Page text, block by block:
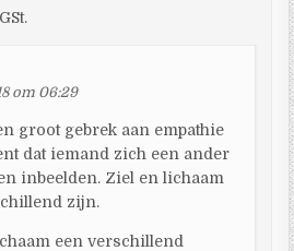
om 06:29
groot gebrek aan empathie
dat iemand zich een ander
inbeelden. Ziel en lichaam
zijn.
een verschillend